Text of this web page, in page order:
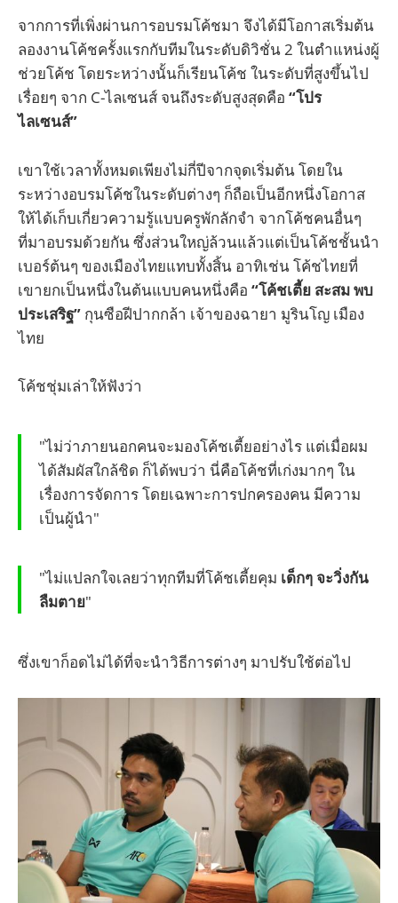
จากการที่เพิ่งผ่านการอบรมโค้ชมา จึงได้มีโอกาสเริ่มต้น
ลองงานโค้ชครั้งแรกกับทีมในระดับดิวิชั่น 2 ในตำแหน่งผู้
ช่วยโค้ช โดยระหว่างนั้นก็เรียนโค้ช ในระดับที่สูงขึ้นไป
เรื่อยๆ จาก C-ไลเซนส์ จนถึงระดับสูงสุดคือ “โปร
ไลเซนส์”
เขาใช้เวลาทั้งหมดเพียงไม่กี่ปีจากจุดเริ่มต้น โดยใน
ระหว่างอบรมโค้ชในระดับต่างๆ ก็ถือเป็นอีกหนึ่งโอกาส
ให้ได้เก็บเกี่ยวความรู้แบบครูพักลักจำ จากโค้ชคนอื่นๆ
ที่มาอบรมด้วยกัน ซึ่งส่วนใหญ่ล้วนแล้วแต่เป็นโค้ชชั้นนำ
เบอร์ต้นๆ ของเมืองไทยแทบทั้งสิ้น อาทิเช่น โค้ชไทยที่
เขายกเป็นหนึ่งในต้นแบบคนหนึ่งคือ “โค้ชเตี้ย สะสม พบ
ประเสริฐ” กุนซือฝีปากกล้า เจ้าของฉายา มูรินโญ เมือง
ไทย
โค้ชชุ่มเล่าให้ฟังว่า
"ไม่ว่าภายนอกคนจะมองโค้ชเตี้ยอย่างไร แต่เมื่อผม
ได้สัมผัสใกล้ชิด ก็ได้พบว่า นี่คือโค้ชที่เก่งมากๆ ใน
เรื่องการจัดการ โดยเฉพาะการปกครองคน มีความ
เป็นผู้นำ"
"ไม่แปลกใจเลยว่าทุกทีมที่โค้ชเตี้ยคุม เด็กๆ จะวิ่งกัน
ลืมตาย"
ซึ่งเขาก็อดไม่ได้ที่จะนำวิธีการต่างๆ มาปรับใช้ต่อไป